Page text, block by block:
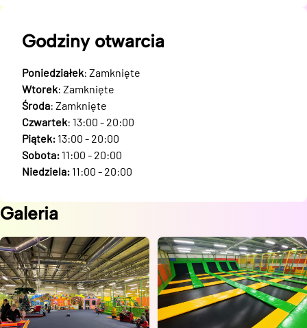
Godziny otwarcia
Poniedziałek: Zamknięte
Wtorek: Zamknięte
Środa: Zamknięte
Czwartek: 13:00 - 20:00
Piątek: 13:00 - 20:00
Sobota: 11:00 - 20:00
Niedziela: 11:00 - 20:00
Galeria